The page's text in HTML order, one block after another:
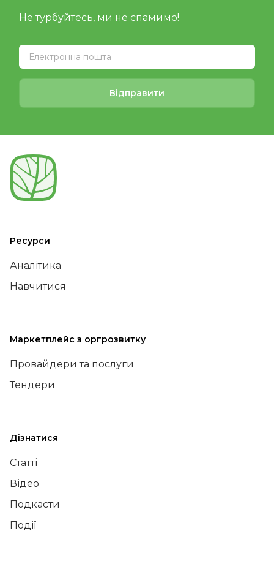
Не турбуйтесь, ми не спамимо!
Відправити
Ресурси
Аналітика
Навчитися
Маркетплейс з оргрозвитку
Провайдери та послуги
Тендери
Дізнатися
Статті
Відео
Подкасти
Події